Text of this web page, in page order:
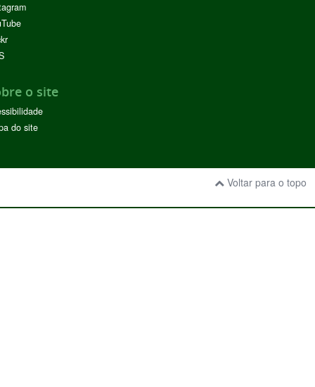
o site
do site
Voltar para o topo